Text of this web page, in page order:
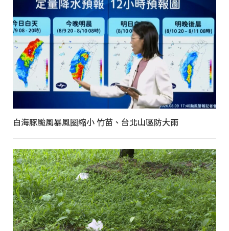
白海豚颱風暴風圈縮小 竹苗、台北山區防大雨